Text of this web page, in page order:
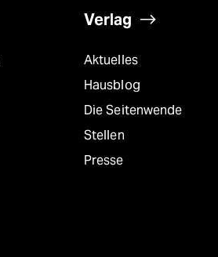
Verlag
Aktuelles
Hausblog
Die Seitenwende
Stellen
Presse